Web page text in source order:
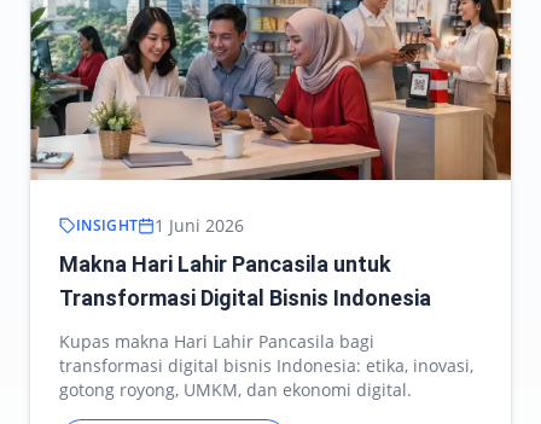
INSIGHT 1 Juni 2026
Makna Hari Lahir Pancasila untuk
Transformasi Digital Bisnis Indonesia
Kupas makna Hari Lahir Pancasila bagi
transformasi digital bisnis Indonesia: etika, inovasi,
gotong royong, UMKM, dan ekonomi digital.